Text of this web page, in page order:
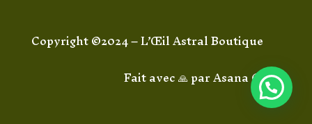
Copyright ©2024 – L’Œil Astral Boutique
Fait avec 🙏 parAsana Code